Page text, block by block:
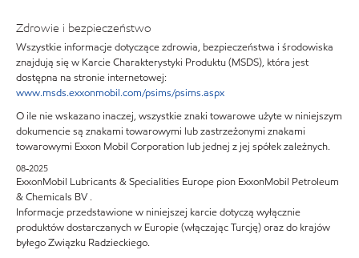
Zdrowie i bezpieczeństwo
Wszystkie informacje dotyczące zdrowia, bezpieczeństwa i środowiska
znajdują się w Karcie Charakterystyki Produktu (MSDS), która jest
dostępna na stronie internetowej:
www.msds.exxonmobil.com/psims/psims.aspx
O ile nie wskazano inaczej, wszystkie znaki towarowe użyte w niniejszym
dokumencie są znakami towarowymi lub zastrzeżonymi znakami
towarowymi Exxon Mobil Corporation lub jednej z jej spółek zależnych.
08-2025
ExxonMobil Lubricants & Specialities Europe pion ExxonMobil Petroleum
& Chemicals BV .
Informacje przedstawione w niniejszej karcie dotyczą wyłącznie
produktów dostarczanych w Europie (włączając Turcję) oraz do krajów
byłego Związku Radzieckiego.